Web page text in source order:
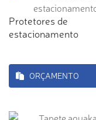
Protetores de
estacionamento
ORÇAMENTO